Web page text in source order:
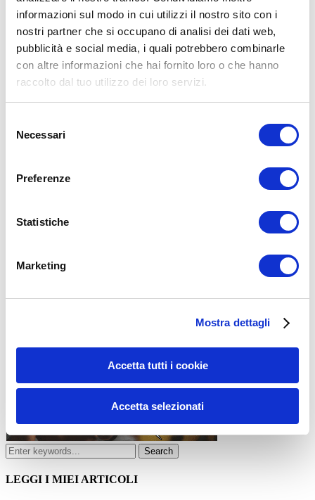
informazioni sul modo in cui utilizzi il nostro sito con i
nostri partner che si occupano di analisi dei dati web,
pubblicità e social media, i quali potrebbero combinarle
con altre informazioni che hai fornito loro o che hanno
raccolto dal tuo utilizzo dei loro servizi.
delNecessari
Preferenze
Statistiche
Marketing
Mostra dettagli
Accetta tutti i cookie
Accetta selezionati
15WORKOUT SCARICA ORA
LEGGI I MIEI ARTICOLI